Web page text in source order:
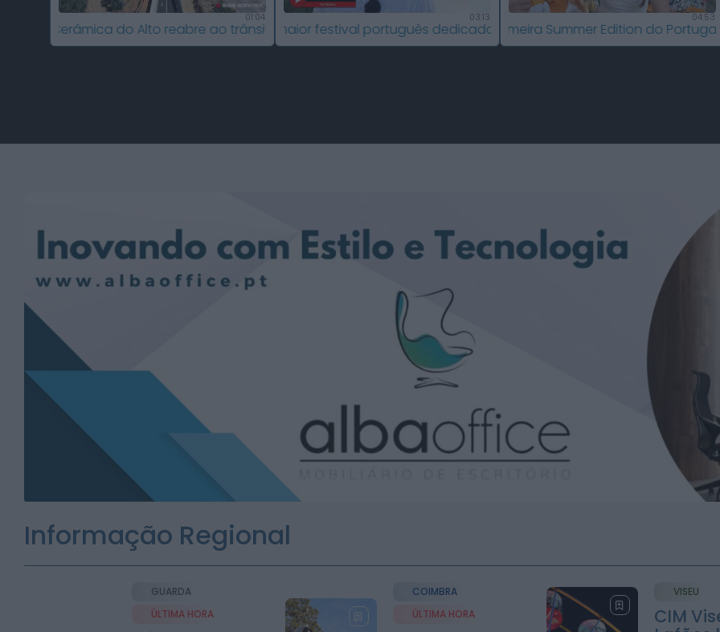
01:04
reabre ao trânsito uma das maiores obras rodoviárias de Águeda Passagem inferior da Cerâmica do Alto
03:13
Águeda recebe o maior festival português dedicado à sardinha e às tradições nacionais Águeda
04:53
Albufeira recebe a primeira Summer Edition do Portugal Burger Cup: oito
No Fio Da
Informação Regional
GUARDA
ÚLTIMA HORA
COIMBRA
ÚLTIMA HORA
VISEU
CIM